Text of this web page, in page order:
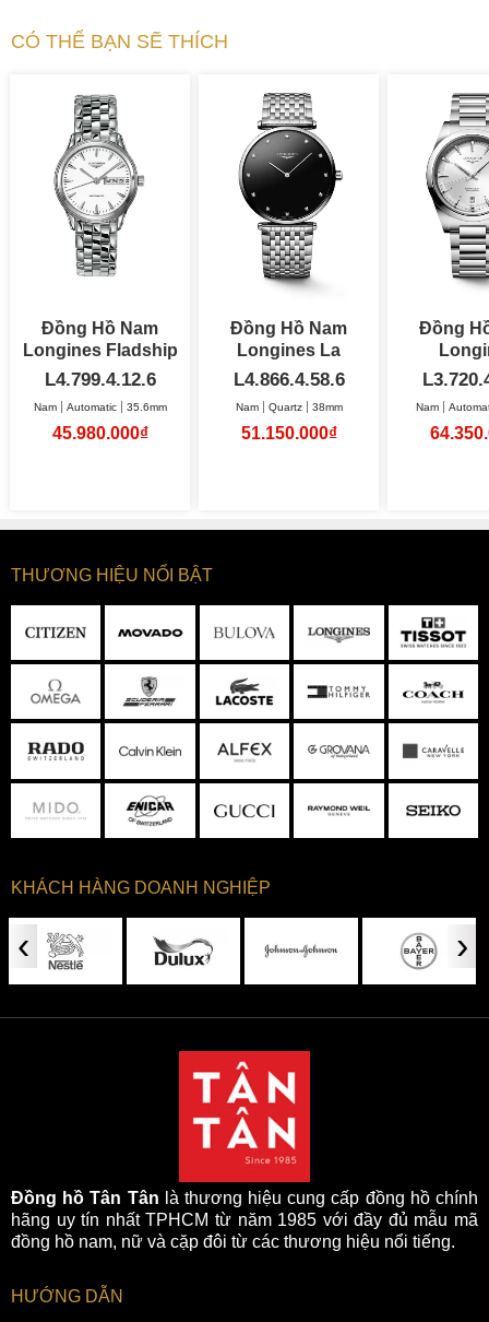
CÓ THỂ BẠN SẼ THÍCH
Đồng Hồ Nam
Longines Fladship
Automatic 35.6mm
L4.799.4.12.6
Nam Automatic 35.6mm
45.980.000₫
Đồng Hồ Nam
Longines La
Grande Classique
L4.866.4.58.6
Nam Quartz 38mm
51.150.000₫
Đồng
Nam
THƯƠNG HIỆU NỔI BẬT
KHÁCH HÀNG DOANH NGHIỆP
‹ ›
Đồng hồ Tân Tân là thương hiệu cung cấp đồng hồ chính
hãng uy tín nhất TPHCM từ năm 1985 với đầy đủ mẫu mã
đồng hồ nam, nữ và cặp đôi từ các thương hiệu nổi tiếng.
HƯỚNG DẪN